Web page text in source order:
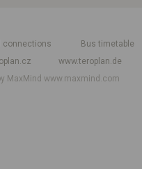
connections
Bus timetable
www.teroplan.de
MaxMindwww.maxmind.com